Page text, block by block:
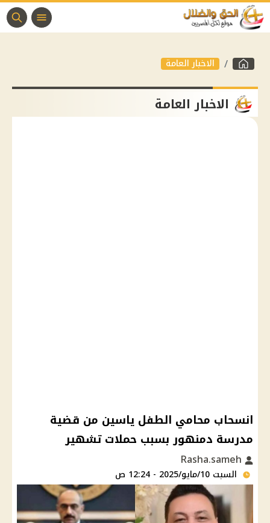
الاخبار العامة
الاخبار العامة
انسحاب محامي الطفل ياسين من قضية
مدرسة دمنهور بسبب حملات تشهير
السبت 10/مايو/2025 - 12:24 ص